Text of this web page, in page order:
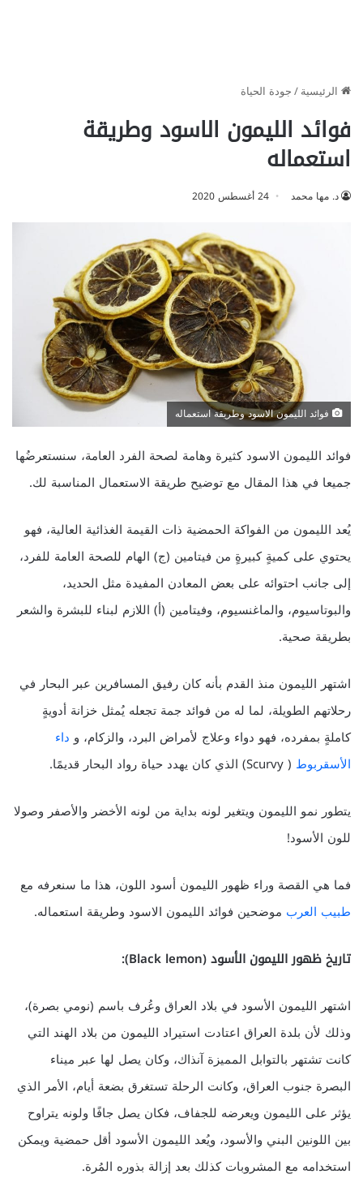
الرئيسية/جودة الحياة
فوائد الليمون الاسود وطريقة
استعماله
د. مها محمد 24 أغسطس 2020
فوائد الليمون الاسود وطريقة استعماله
فوائد الليمون الاسود كثيرة وهامة لصحة الفرد العامة، سنستعرضُها
جميعا في هذا المقال مع توضيح طريقة الاستعمال المناسبة لك.
يُعد الليمون من الفواكة الحمضية ذات القيمة الغذائية العالية، فهو
يحتوي على كميةٍ كبيرةٍ من فيتامين (ج) الهام للصحة العامة للفرد،
إلى جانب احتوائه على بعض المعادن المفيدة مثل الحديد،
والبوتاسيوم، والماغنسيوم، وفيتامين (أ) اللازم لبناء للبشرة والشعر
بطريقة صحية.
اشتهر الليمون منذ القدم بأنه كان رفيق المسافرين عبر البحار في
رحلاتهم الطويلة، لما له من فوائد جمة تجعله يُمثل خزانة أدويةٍ
كاملةٍ بمفرده، فهو دواء وعلاج لأمراض البرد، والزكام، وداء
الأسقربوط ( Scurvy) الذي كان يهدد حياة رواد البحار قديمًا.
يتطور نمو الليمون ويتغير لونه بداية من لونه الأخضر والأصفر وصولا
للون الأسود!
فما هي القصة وراء ظهور الليمون أسود اللون، هذا ما سنعرفه مع
طبيب العرب موضحين فوائد الليمون الاسود وطريقة استعماله.
تاريخ ظهور الليمون الأسود (Black lemon):
اشتهر الليمون الأسود في بلاد العراق وعُرف باسم (نومي بصرة)،
وذلك لأن بلدة العراق اعتادت استيراد الليمون من بلاد الهند التي
كانت تشتهر بالتوابل المميزة آنذاك، وكان يصل لها عبر ميناء
البصرة جنوب العراق، وكانت الرحلة تستغرق بضعة أيام، الأمر الذي
يؤثر على الليمون ويعرضه للجفاف، فكان يصل جافًا ولونه يتراوح
بين اللونين البني والأسود، ويُعد الليمون الأسود أقل حمضية ويمكن
استخدامه مع المشروبات كذلك بعد إزالة بذوره المُرة.